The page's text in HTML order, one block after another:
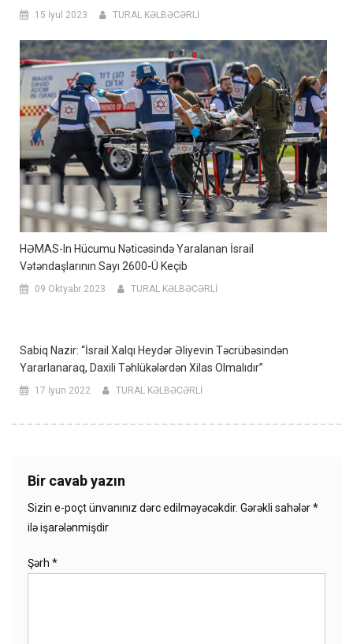
15 İyul 2023 TURAL KƏLBƏCƏRLİ
HƏMAS-In Hücumu Nəticəsində Yaralanan İsrail
Vətəndaşlarının Sayı 2600-Ü Keçib
09 Oktyabr 2023 TURAL KƏLBƏCƏRLİ
Sabiq Nazir: “İsrail Xalqı Heydər Əliyevin Təcrübəsindən
Yararlanaraq, Daxili Təhlükələrdən Xilas Olmalıdır”
17 İyun 2022 TURAL KƏLBƏCƏRLİ
Bir cavab yazın
Sizin e-poçt ünvanınız dərc edilməyəcəkdir. Gərəkli sahələr*
ilə işarələnmişdir
Şərh *